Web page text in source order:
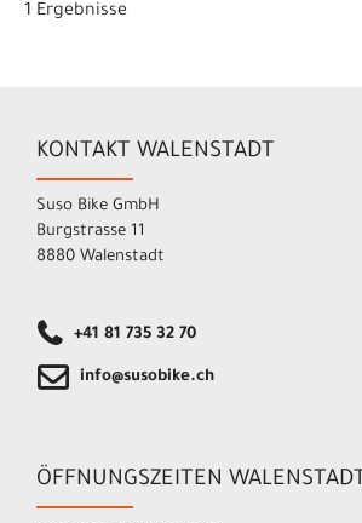
1 Ergebnisse
KONTAKT WALENSTADT
Suso Bike GmbH
Burgstrasse 11
8880 Walenstadt
+41 81 735 32 70
info@susobike.ch
ÖFFNUNGSZEITEN WALENSTADT